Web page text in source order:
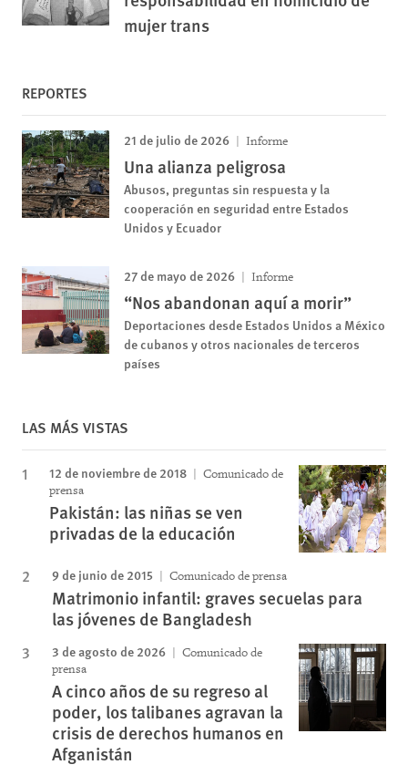
mujer trans
REPORTES
21 de julio de 2026 Informe
Una alianza peligrosa
Abusos, preguntas sin respuesta y la
cooperación en seguridad entre Estados
Unidos y Ecuador
27 de mayo de 2026 Informe
“Nos abandonan aquí a morir”
Deportaciones desde Estados Unidos a México
de cubanos y otros nacionales de terceros
países
LAS MÁS VISTAS
12 de noviembre de 2018
Comunicado de
prensa
Pakistán: las niñas se ven
privadas de la educación
9 de junio de 2015 Comunicado de prensa
Matrimonio infantil: graves secuelas para
las jóvenes de Bangladesh
3 de agosto de 2026
Comunicado de
prensa
A cinco años de su regreso al
poder, los talibanes agravan la
crisis de derechos humanos en
Afganistán